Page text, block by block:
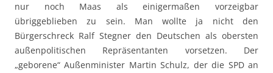
nur noch Maas als einigermaßen vorzeigbar
übriggeblieben zu sein. Man wollte ja nicht den
Bürgerschreck Ralf Stegner den Deutschen als obersten
außenpolitischen Repräsentanten vorsetzen. Der
„geborene“ Außenminister Martin Schulz, der die SPD an